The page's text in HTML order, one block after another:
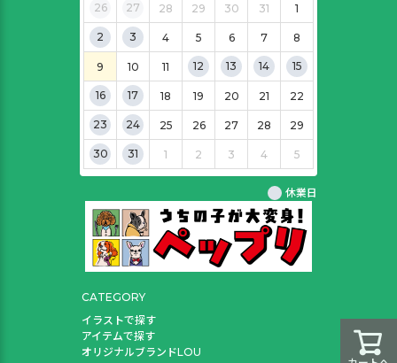
26
27 28 29 30 31 1
2 3 4 5 6 7 8
9 10 11 12 13 14 15
16 17 18 19 20 21 22
23 24 25 26 27 28 29
30 31 1 2 3 4 5
休業日
CATEGORY
イラストで探す
アイテムで探す
オリジナルブランドLOU